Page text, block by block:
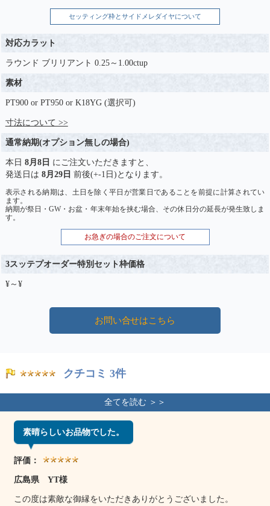
セッティング枠とサイドメレダイヤについて
対応カラット
ラウンド ブリリアント 0.25～1.00ctup
素材
PT900 or PT950 or K18YG (選択可)
寸法について >>
通常納期(オプション無しの場合)
本日 8月8日 にご注文いただきますと、
発送日は 8月29日 前後(+-1日)となります。
表示される納期は、土日を除く平日が営業日であることを前提に計算されてい
ます。
納期が祭日・GW・お盆・年末年始を挟む場合、その休日分の延長が発生致しま
す。
お急ぎの場合のご注文について
3スッテプオーダー特別セット枠価格
¥～¥
お問い合せはこちら
クチコミ 3件
素晴らしいお品物でした。
評価：
広島県 YT様
この度は素敵な御縁をいただきありがとうございました。